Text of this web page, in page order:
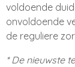
voldoende
onvoldoende
de reguliere
* De nieuwste